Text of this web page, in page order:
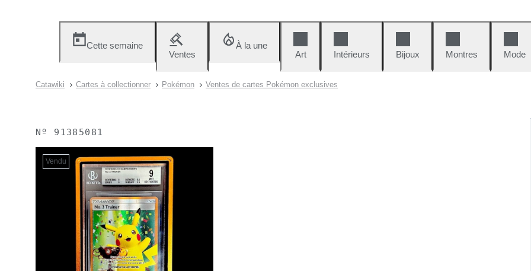
Cette semaine
Ventes
À la une
Art
Intérieurs Bijoux Montres Mode
Catawiki Cartes à collectionner Pokémon Ventes de cartes Pokémon exclusives
Nº 91385081
Vendu